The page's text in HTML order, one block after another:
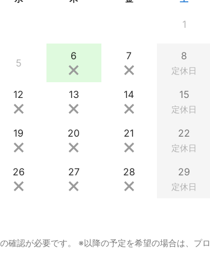
1
5
6 7 8
定休日
12 13 14 15
定休日
19 20 21 22
定休日
26 27 28 29
定休日
確認が必要です。 ※以降の予定を希望の場合は、プロ